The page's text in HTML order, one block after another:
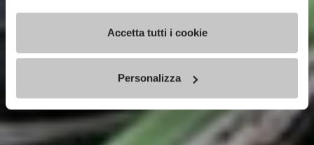
Accetta tutti i cookie
Personalizza